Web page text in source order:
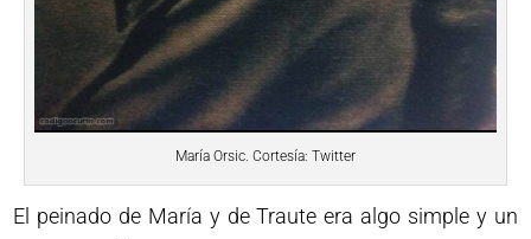
María Orsic. Cortesía: Twitter
El peinado de María y de Traute era algo simple y un